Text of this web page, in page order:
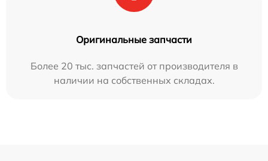
Оригинальные запчасти
Более 20 тыс. запчастей от производителя в
наличии на собственных складах.